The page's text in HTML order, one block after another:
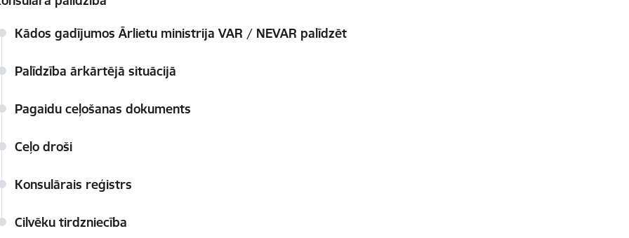
Kādos gadījumos Ārlietu ministrija VAR / NEVAR palīdzēt
Palīdzība ārkārtējā situācijā
Pagaidu ceļošanas dokuments
Ceļo droši
Konsulārais reģistrs
Cilvēku tirdzniecība